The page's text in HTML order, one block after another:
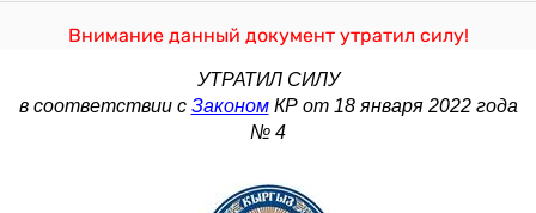
Внимание данный документ утратил силу!